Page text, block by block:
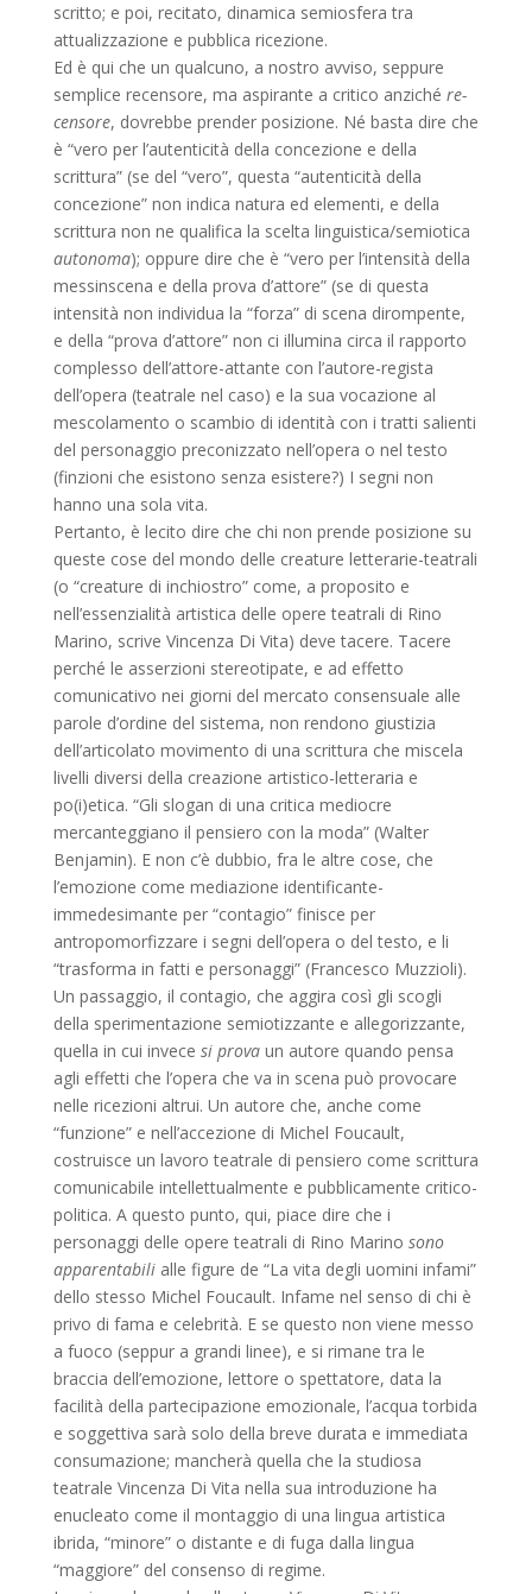
scritto; e poi, recitato, dinamica semiosfera tra
attualizzazione e pubblica ricezione.
Ed è qui che un qualcuno, a nostro avviso, seppure
semplice recensore, ma aspirante a critico anziché re-
censore, dovrebbe prender posizione. Né basta dire che
è “vero per l’autenticità della concezione e della
scrittura” (se del “vero”, questa “autenticità della
concezione” non indica natura ed elementi, e della
scrittura non ne qualifica la scelta linguistica/semiotica
autonoma); oppure dire che è “vero per l’intensità della
messinscena e della prova d’attore” (se di questa
intensità non individua la “forza” di scena dirompente,
e della “prova d’attore” non ci illumina circa il rapporto
complesso dell’attore-attante con l’autore-regista
dell’opera (teatrale nel caso) e la sua vocazione al
mescolamento o scambio di identità con i tratti salienti
del personaggio preconizzato nell’opera o nel testo
(finzioni che esistono senza esistere?) I segni non
hanno una sola vita.
Pertanto, è lecito dire che chi non prende posizione su
queste cose del mondo delle creature letterarie-teatrali
(o “creature di inchiostro” come, a proposito e
nell’essenzialità artistica delle opere teatrali di Rino
Marino, scrive Vincenza Di Vita) deve tacere. Tacere
perché le asserzioni stereotipate, e ad effetto
comunicativo nei giorni del mercato consensuale alle
parole d’ordine del sistema, non rendono giustizia
dell’articolato movimento di una scrittura che miscela
livelli diversi della creazione artistico-letteraria e
po(i)etica. “Gli slogan di una critica mediocre
mercanteggiano il pensiero con la moda” (Walter
Benjamin). E non c’è dubbio, fra le altre cose, che
l’emozione come mediazione identificante-
immedesimante per “contagio” finisce per
antropomorfizzare i segni dell’opera o del testo, e li
“trasforma in fatti e personaggi” (Francesco Muzzioli).
Un passaggio, il contagio, che aggira così gli scogli
della sperimentazione semiotizzante e allegorizzante,
quella in cui invece siprovaun autore quando pensa
agli effetti che l’opera che va in scena può provocare
nelle ricezioni altrui. Un autore che, anche come
“funzione” e nell’accezione di Michel Foucault,
costruisce un lavoro teatrale di pensiero come scrittura
comunicabile intellettualmente e pubblicamente critico-
politica. A questo punto, qui, piace dire che i
personaggi delle opere teatrali di Rino Marino sono
apparentabilialle figure de “La vita degli uomini infami”
dello stesso Michel Foucault. Infame nel senso di chi è
privo di fama e celebrità. E se questo non viene messo
a fuoco (seppur a grandi linee), e si rimane tra le
braccia dell’emozione, lettore o spettatore, data la
facilità della partecipazione emozionale, l’acqua torbida
e soggettiva sarà solo della breve durata e immediata
consumazione; mancherà quella che la studiosa
teatrale Vincenza Di Vita nella sua introduzione ha
enucleato come il montaggio di una lingua artistica
ibrida, “minore” o distante e di fuga dalla lingua
“maggiore” del consenso di regime.